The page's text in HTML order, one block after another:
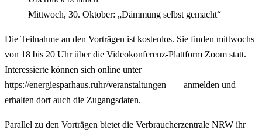
Mittwoch, 30. Oktober: „Dämmung selbst gemacht“
Die Teilnahme an den Vorträgen ist kostenlos. Sie finden mittwochs
von 18 bis 20 Uhr über die Videokonferenz-Plattform Zoom statt.
Interessierte können sich online unter
https://energiesparhaus.ruhr/veranstaltungen
anmelden und
erhalten dort auch die Zugangsdaten.
Parallel zu den Vorträgen bietet die Verbraucherzentrale NRW ihr